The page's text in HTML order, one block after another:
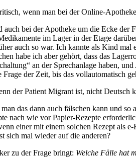
wenn man bei der Online-
auch bei der Apotheke um die Ecke
im Lager in der Etage
auch so war. Ich kannte als Kind
habe ich aber gehört, dass das
an der Sprechanlage haben,
Frage der Zeit, bis das vollautomatisch
der Patient Migrant ist, nicht Deutsch
das dann auch fälschen kann und
nach wie vor Papier-Rezepte
einer mit einem solchen Rezept als
sich mal wieder auf die anderen?
zu der Frage bringt: Welche Fälle hat